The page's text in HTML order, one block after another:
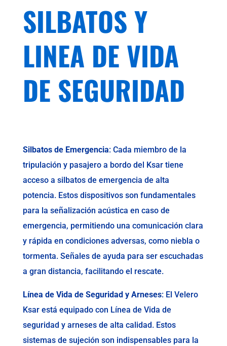
SILBATOS Y
LINEA DE VIDA
DE SEGURIDAD
Silbatos de Emergencia: Cada miembro de la
tripulación y pasajero a bordo del Ksar tiene
acceso a silbatos de emergencia de alta
potencia. Estos dispositivos son fundamentales
para la señalización acústica en caso de
emergencia, permitiendo una comunicación clara
y rápida en condiciones adversas, como niebla o
tormenta. Señales de ayuda para ser escuchadas
a gran distancia, facilitando el rescate.
Línea de Vida de Seguridad y Arneses: El Velero
Ksar está equipado con Línea de Vida de
seguridad y arneses de alta calidad. Estos
sistemas de sujeción son indispensables para la